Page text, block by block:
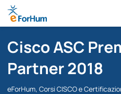
Cisco ASC
Partner 2018
eForHum, Corsi CISCO e